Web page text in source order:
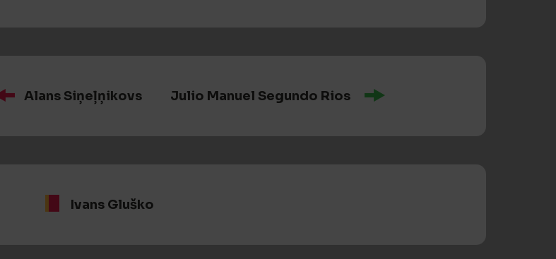
Alans Siņeļņikovs Julio Manuel Segundo Rios
Ivans Gluško